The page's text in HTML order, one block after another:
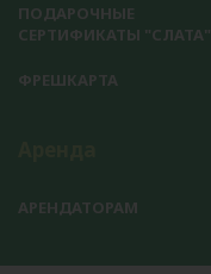
ПОДАРОЧНЫЕ
СЕРТИФИКАТЫ "СЛАТА"
ФРЕШКАРТА
АРЕНДАТОРАМ